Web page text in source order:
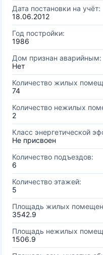
Дата постановки на учёт:
18.06.2012
Год постройки:
1986
Дом признан аварийным:
Нет
Количество жилых
74
Количество нежилых
2
Класс энергетической
Не присвоен
Количество подъездов:
6
Количество этажей:
5
Площадь жилых
3542.9
Площадь нежилых
1506.9